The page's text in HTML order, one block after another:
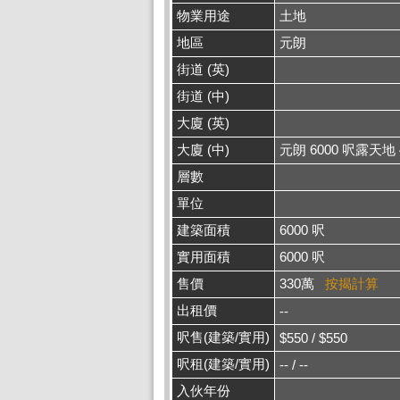
物業用途
土地
地區
元朗
街道 (英)
街道 (中)
大廈 (英)
大廈 (中)
元朗 6000 呎露天地
層數
單位
建築面積
6000 呎
實用面積
6000 呎
售價
330萬 按揭計算
出租價
--
呎售(建築/實用)
$550 / $550
呎租(建築/實用)
-- / --
入伙年份